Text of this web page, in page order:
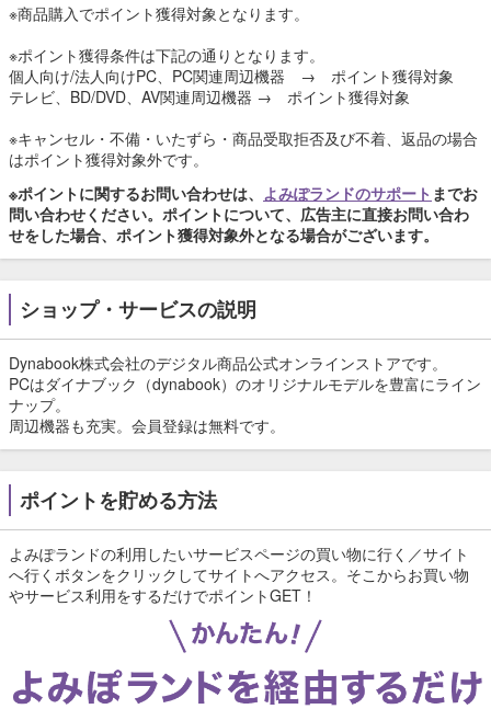
※商品購入でポイント獲得対象となります。
※ポイント獲得条件は下記の通りとなります。
個人向け/法人向けPC、PC関連周辺機器 → ポイント獲得対象
テレビ、BD/DVD、AV関連周辺機器 → ポイント獲得対象
※キャンセル・不備・いたずら・商品受取拒否及び不着、返品の場合
はポイント獲得対象外です。
※ポイントに関するお問い合わせは、 よみぽランドのサポート までお
問い合わせください。ポイントについて、広告主に直接お問い合わ
せをした場合、ポイント獲得対象外となる場合がございます。
ショップ・サービスの説明
Dynabook株式会社のデジタル商品公式オンラインストアです。
PCはダイナブック（dynabook）のオリジナルモデルを豊富にライン
ナップ。
周辺機器も充実。会員登録は無料です。
ポイントを貯める方法
よみぽランドの利用したいサービスページの買い物に行く／サイト
へ行くボタンをクリックしてサイトへアクセス。そこからお買い物
やサービス利用をするだけでポイントGET！